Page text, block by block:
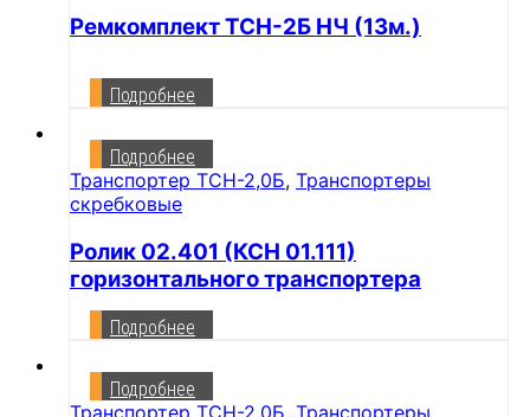
Ремкомплект ТСН-2Б НЧ (13м.)
Подробнее
Подробнее
Транспортер ТСН-2,0Б, Транспортеры
скребковые
Ролик 02.401 (КСН 01.111)
горизонтального транспортера
Подробнее
Подробнее
Транспортер ТСН-2,0Б, Транспортеры